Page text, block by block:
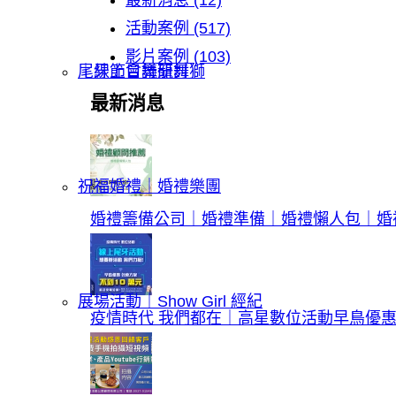
｜線上會議研討
祝福婚禮｜婚禮樂團
展場活動｜Show Girl 經紀
尾牙節目舞龍舞獅
活動案例 (517)
影片案例 (103)
最新消息
婚禮籌備公司｜婚禮準備｜婚禮懶人包｜
疫情時代 我們都在｜高星數位活動早鳥優惠